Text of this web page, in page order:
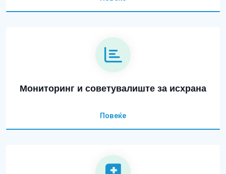
Мониторинг и советувалиште за исхрана
Повеќе